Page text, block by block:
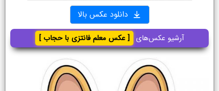
دانلود عکس بالا
آرشیو عکس‌های [ عکس معلم فانتزی با حجاب ]